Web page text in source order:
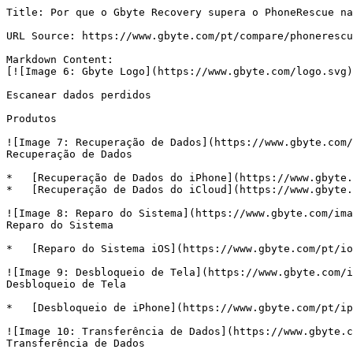
Title: Por que o Gbyte Recovery supera o PhoneRescue na recuperação de dados do iPhone

URL Source: https://www.gbyte.com/pt/compare/phonerescue-vs-gbyte

Markdown Content:
[![Image 6: Gbyte Logo](https://www.gbyte.com/logo.svg)](https://www.gbyte.com/pt)

Escanear dados perdidos

Produtos

![Image 7: Recuperação de Dados](https://www.gbyte.com/images/gbyteNew/recoverydeep.svg)
Recuperação de Dados

*   [Recuperação de Dados do iPhone](https://www.gbyte.com/pt/iphone-data-recovery)
*   [Recuperação de Dados do iCloud](https://www.gbyte.com/pt/icloud-data-recovery)

![Image 8: Reparo do Sistema](https://www.gbyte.com/images/gbyteNew/repairdeep.svg)
Reparo do Sistema

*   [Reparo do Sistema iOS](https://www.gbyte.com/pt/ios-system-repair)

![Image 9: Desbloqueio de Tela](https://www.gbyte.com/images/gbyteNew/unlockdeep.svg)
Desbloqueio de Tela

*   [Desbloqueio de iPhone](https://www.gbyte.com/pt/iphone-unlock)

![Image 10: Transferência de Dados](https://www.gbyte.com/images/gbyteNew/transferdeep.svg)
Transferência de Dados

*   [Transferência de Telefone](https://www.gbyte.com/pt/phone-transfer)

![Image 11: Backup do Telefone](https://www.gbyte.com/images/gbyteNew/backupdeep.svg)
Backup do Telefone

*   [Backup do iPhone (Em breve)](https://www.gbyte.com/pt#)
*   [Visualizador de Backup do iPhone (Em breve)](https://www.gbyte.com/pt#)

Soluções

![Image 12: Recuperação de Dados](https://www.gbyte.com/images/gbyteNew/recoverydeep.svg)
Recuperação de Dados

*   [Fotos e Vídeos](https://www.gbyte.com/pt/features/iphone-photo-recovery)
*   [Mensagens](https://www.gbyte.com/pt/features/iphone-messages-recovery)
*   [WhatsApp e WhatsApp Business](https://www.gbyte.com/pt/features/whatsapp-recovery)
*   [Messenger](https://www.gbyte.com/pt/features/messenger-recovery)
*   [LINE](https://www.gbyte.com/pt/features/line-recovery)

Suporte

[![Image 13: Guia](https://www.gbyte.com/images/gbyteNew/guide.svg) Guia](https://www.gbyte.com/pt/guide)[![Image 14: Tutorial em Vídeo](https://www.gbyte.com/images/gbyteNew/videog.svg) Tutorial em Vídeo](https://www.gbyte.com/pt/video-guide)[![Image 15: Blog](https://www.gbyte.com/images/gbyteNew/blog.svg) Blog](https://www.gbyte.com/pt/blog)[![Image 16: Perguntas frequentes](https://www.gbyte.com/images/gbyteNew/faqs.svg) Perguntas frequentes](https://www.gbyte.com/pt/faq)

[![Image 17: download](https://www.gbyte.com/images/gbyteNew/download.svg) Download Grátis](https://www.gbyte.com/pt/download)[![Image 18: cart](https://www.gbyte.com/images/navigation/cart.svg)Preços](https://www.gbyte.com/pt/pricing)

[Entrar](https://www.gbyte.com/pt/login)

# Gbyte Recovery vs. PhoneRescue

Difícil dizer pelos sites oficiais se o PhoneRescue realmente funciona?

Os testes práticos da nossa equipe abaixo facilitam a escolha.

Difícil dizer pelos sites oficiais se o PhoneRescue realmente funciona? Os testes práticos da nossa equipe abaixo facilitam a escolha.

Iniciar varredura gratuita

[Ver tabela de comparação![Image 19: xia](https://www.gbyte.com/images/compare/xia.svg)](https://www.gbyte.com/pt/compare/phonerescue-vs-gbyte#compare-table)

## Por que o Gbyte Recovery supera o PhoneRescue na recuperação de dados do iPhone

![Image 20: comparisontemplateimg1](https://www.gbyte.com/images/compare/comparisontemplateimg1.png)

Focado no único método de recuperação que realmente funciona

Todos os métodos de outras ferramentas de recuperação ainda não dão resultado? Não é sua culpa. Esses métodos não funcionam mais ou vêm com condições rigorosas que ninguém te conta.

O Gbyte ignora os métodos sem saída e foca em uma coisa: a única forma moderna e de alto sucesso para realmente recuperar dados perdidos. Comece a varredura gratuita e veja o que este método pode recuperar para você.

![Image 21: comparisontemplateimg1](https://www.gbyte.com/images/compare/comparisontemplateimg2.png)

Resultados de recuperação que nunca enganam

Algumas ferramentas de recuperação rotulam dados existentes como "excluídos", enganando os usuários a acreditarem que seus dados perdidos foram recuperados. O Gbyte verifica cada informação antes de apresentá-la e nunca marca dados normais como excluídos.

O que você vê nos resultados da varredura reflete o estado real do seu dispositivo, para que você possa tomar decisões com base em informações precisas e honestas.

![Image 22: comparisontemplateimg1](https://www.gbyte.com/images/compare/comparisontemplateimg3.png)

Recupere seus dados perdidos a qualquer hora, em qualquer lugar

O Gbyte Recovery é a única ferramenta que funciona onde quer que você esteja, enquanto outras requerem instalação em desktop. Você pode escanear e visualizar dados perdidos diretamente pelo navegador do celular sem instalar nada.

Sabemos que a perda de dados nem sempre acontece quando você está em frente a um computador. Aja imediatamente com o Gbyte Recovery para recuperar seus dados perdidos no momento certo.

![Image 23: comparisontemplateimg1](https://www.gbyte.com/images/compare/comparisontemplateimg4.png)

A mais ampla cobertura de recuperação de aplicativos do setor

O Gbyte Recovery suporta quase todos os principais tipos de dados de aplicativos do mercado, enquanto muitas outras ferramentas só podem restaurar uma parte. Se você não encontra os dados que procura com outra ferramenta, é provável que esse tipo não seja suportado. De mensagens e contatos a fotos, vídeos e arquivos específicos de aplicativos, cobrimos tudo.

## Gbyte Recovery vs PhoneRescue – Qual ferramenta de recuperação de dados tem melhores recursos?

| Recursos | ![Image 24: Our](https://www.gbyte.com/images/compare/gbyterecovery.svg) Gbyte Recovery | ![Image 25: other side](https://www.gbyte.com/images/compare/iMobile.svg) PhoneRescue |
| --- | --- | --- |
| Recuperar dados excluídos há meses | ![Image 26: true](https://www.gbyte.com/images/compare/tabletrue.svg) | ![Image 27: warning](https://www.gbyte.com/images/compare/warning.svg) Limitado |
| Nenhuma redefinição de dispositivo necessária | ![Image 28: true](https://www.gbyte.com/images/compare/tabletrue.svg) | ![Image 29: true](https://www.gbyte.com/images/compare/tabletrue.svg) |
| Pré-visualização gratuita antes da recuperação | ![Image 30: